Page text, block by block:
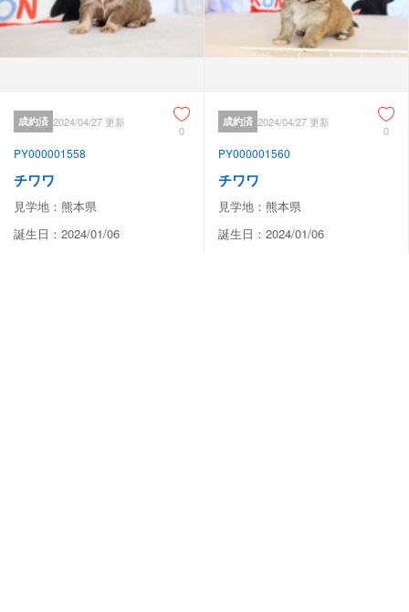
成約済 2024/04/27 更新
0
PY000001558
チワワ
見学地：熊本県
誕生日：2024/01/06
成約済 2024/04/27 更新
0
PY000001560
チワワ
見学地：熊本県
誕生日：2024/01/06